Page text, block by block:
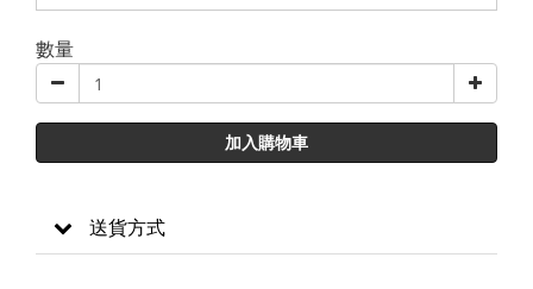
數量
加入購物車
送貨方式